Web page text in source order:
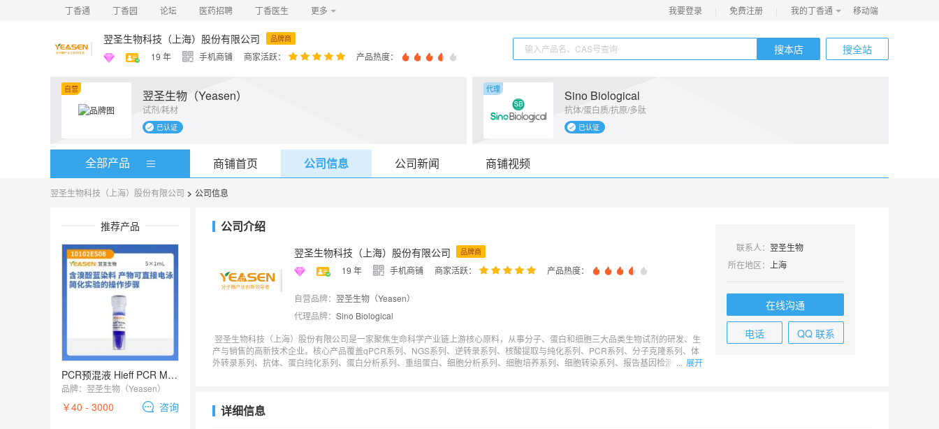
丁香通 丁香园 论坛 医药招聘 丁香医生 更多 我要登录 免费注册 我的丁香通 移动端
翌圣生物科技（上海）股份有限公司 品牌商
19 年 手机商铺 商家活跃： 产品热度：
搜本店 搜全站
自营 翌圣生物（Yeasen）
试剂/耗材
已认证
代理 Sino Biological
抗体/蛋白质/抗原/多肽
已认证
全部产品 商铺首页 公司信息 公司新闻 商铺视频
翌圣生物科技（上海）股份有限公司 > 公司信息
推荐产品
PCR预混液 Hieff PCR Master Mix (With Dye)
品牌： 翌圣生物（Yeasen）
￥40 - 3000 咨询
公司介绍
翌圣生物科技（上海）股份有限公司 品牌商
19 年 手机商铺 商家活跃： 产品热度：
自营品牌： 翌圣生物（Yeasen）
代理品牌： Sino Biological
翌圣生物科技（上海）股份有限公司是一家聚焦生命科学产业链上游核心原料，从事分子、蛋白和细胞三大品类生物试剂的研发、生
产与销售的高新技术企业。核心产品覆盖qPCR系列、NGS系列、逆转录系列、核酸提取与纯化系列、PCR系列、分子克隆系列、体
外转录系列、抗体、蛋白纯化系列、蛋白分析系列、重组蛋白、细胞分析系列、细胞培养系列、细胞转染系列、报告基因检测系列等
展开
联系人： 翌圣生物
所在地区：
上海
在线沟通
电话 QQ 联系
详细信息